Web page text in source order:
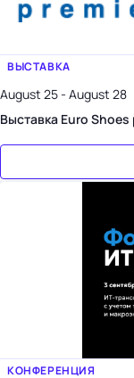
ВЫСТАВКА
August 25 - August 28
Выставка Euro
КОНФЕРЕНЦИЯ